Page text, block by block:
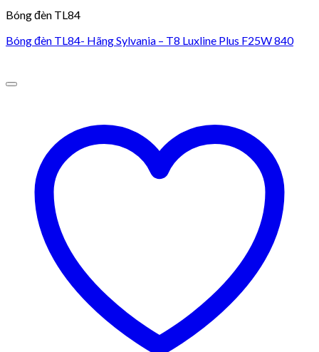
Bóng đèn TL84
Bóng đèn TL84- Hãng Sylvania – T8 Luxline Plus F25W 840